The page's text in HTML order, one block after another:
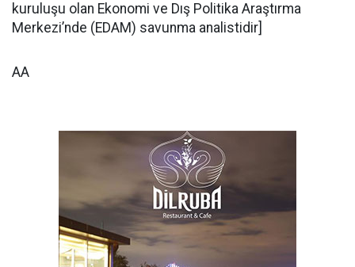
kuruluşu olan Ekonomi ve Dış Politika Araştırma
Merkezi’nde (EDAM) savunma analistidir]
AA